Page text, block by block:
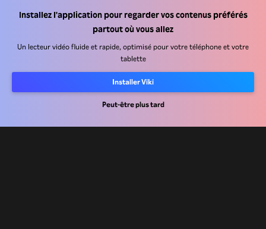
Installez l'application pour regarder vos contenus préférés
partout où vous allez
Un lecteur vidéo fluide et rapide, optimisé pour votre téléphone et votre
tablette
Installer Viki
Peut-être plus tard
Centre d'assistance